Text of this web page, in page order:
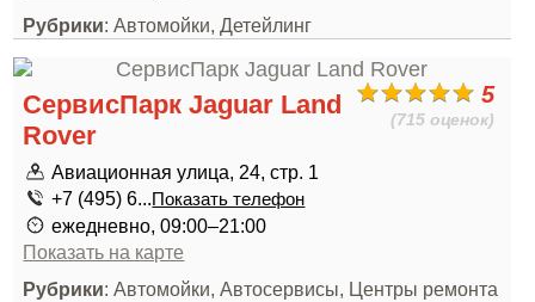
Рубрики: Автомойки, Детейлинг
5
(715 оценок)
СервисПарк Jaguar Land
Rover
Авиационная улица, 24, стр. 1
+7 (495) 6...Показать телефон
ежедневно, 09:00–21:00
Показать на карте
Рубрики: Автомойки, Автосервисы, Центры ремонта